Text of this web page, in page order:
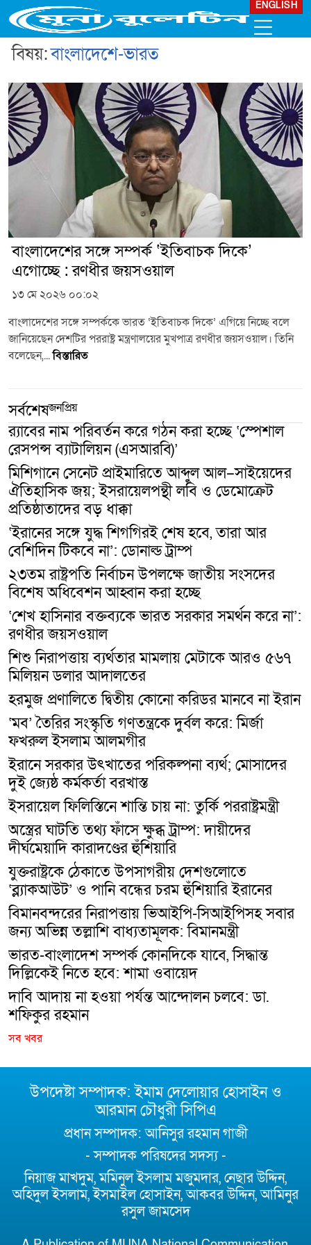
ENGLISH
বিষয়:বাংলাদেশে-ভারত
বাংলাদেশের সঙ্গে সম্পর্ক ‘ইতিবাচক দিকে’
এগোচ্ছে : রণধীর জয়সওয়াল
১৩ মে ২০২৬ ০০:০২
বাংলাদেশের সঙ্গে সম্পর্ককে ভারত ‘ইতিবাচক দিকে’ এগিয়ে নিচ্ছে বলে
জানিয়েছেন দেশটির পররাষ্ট্র মন্ত্রণালয়ের মুখপাত্র রণধীর জয়সওয়াল। তিনি
বলেছেন,...বিস্তারিত
সর্বশেষজনপ্রিয়
র‍্যাবের নাম পরিবর্তন করে গঠন করা হচ্ছে ‘স্পেশাল
রেসপন্স ব্যাটালিয়ন (এসআরবি)’
মিশিগানে সেনেট প্রাইমারিতে আব্দুল আল–সাইয়েদের
ঐতিহাসিক জয়; ইসরায়েলপন্থী লবি ও ডেমোক্রেট
প্রতিষ্ঠাতাদের বড় ধাক্কা
‘ইরানের সঙ্গে যুদ্ধ শিগগিরই শেষ হবে, তারা আর
বেশিদিন টিকবে না’: ডোনাল্ড ট্রাম্প
২৩তম রাষ্ট্রপতি নির্বাচন উপলক্ষে জাতীয় সংসদের
বিশেষ অধিবেশন আহ্বান করা হচ্ছে
‘শেখ হাসিনার বক্তব্যকে ভারত সরকার সমর্থন করে না’:
রণধীর জয়সওয়াল
শিশু নিরাপত্তায় ব্যর্থতার মামলায় মেটাকে আরও ৫৬৭
মিলিয়ন ডলার আদালতের
হরমুজ প্রণালিতে দ্বিতীয় কোনো করিডর মানবে না ইরান
‘মব’ তৈরির সংস্কৃতি গণতন্ত্রকে দুর্বল করে: মির্জা
ফখরুল ইসলাম আলমগীর
ইরানে সরকার উৎখাতের পরিকল্পনা ব্যর্থ; মোসাদের
দুই জ্যেষ্ঠ কর্মকর্তা বরখাস্ত
ইসরায়েল ফিলিস্তিনে শান্তি চায় না: তুর্কি পররাষ্ট্রমন্ত্রী
অস্ত্রের ঘাটতি তথ্য ফাঁসে ক্ষুব্ধ ট্রাম্প: দায়ীদের
দীর্ঘমেয়াদি কারাদণ্ডের হুঁশিয়ারি
যুক্তরাষ্ট্রকে ঠেকাতে উপসাগরীয় দেশগুলোতে
‘ব্ল্যাকআউট’ ও পানি বন্ধের চরম হুঁশিয়ারি ইরানের
বিমানবন্দরের নিরাপত্তায় ভিআইপি-সিআইপিসহ সবার
জন্য অভিন্ন তল্লাশি বাধ্যতামূলক: বিমানমন্ত্রী
ভারত-বাংলাদেশ সম্পর্ক কোনদিকে যাবে, সিদ্ধান্ত
দিল্লিকেই নিতে হবে: শামা ওবায়েদ
দাবি আদায় না হওয়া পর্যন্ত আন্দোলন চলবে: ডা.
শফিকুর রহমান
সব খবর
উপদেষ্টা সম্পাদক: ইমাম দেলোয়ার হোসাইন ও
আরমান চৌধুরী সিপিএ
প্রধান সম্পাদক: আনিসুর রহমান গাজী
- সম্পাদক পরিষদের সদস্য -
নিয়াজ মাখদুম, মমিনুল ইসলাম মজুমদার, নেছার উদ্দিন,
অহিদুল ইসলাম, ইসমাইল হোসাইন, আকবর উদ্দিন, আমিনুর
রসুল জামসেদ